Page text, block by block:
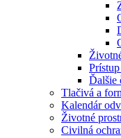
Ďalšie
Tlačivá a
Kalendár
Životné
Civilná